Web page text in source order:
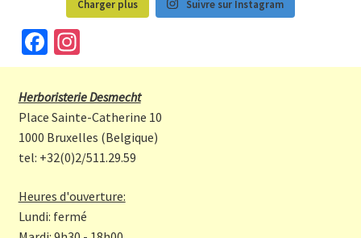
Charger plus Suivre sur Instagram
Fa
ce
b
o
o
k
In
st
a
gr
a
m
Herboristerie Desmecht
Place Sainte-Catherine 10
1000 Bruxelles (Belgique)
tel: +32(0)2/511.29.59
Heures d'ouverture:
Lundi: fermé